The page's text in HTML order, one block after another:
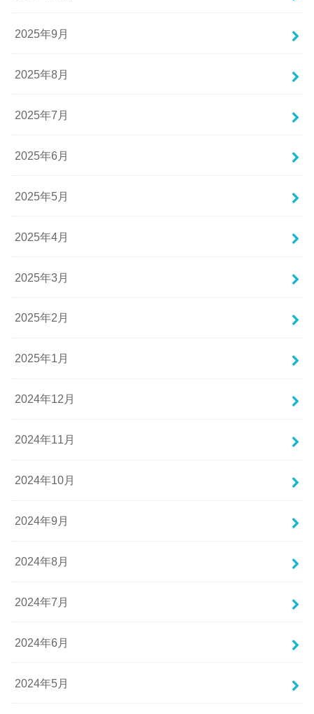
2025年9月
2025年8月
2025年7月
2025年6月
2025年5月
2025年4月
2025年3月
2025年2月
2025年1月
2024年12月
2024年11月
2024年10月
2024年9月
2024年8月
2024年7月
2024年6月
2024年5月